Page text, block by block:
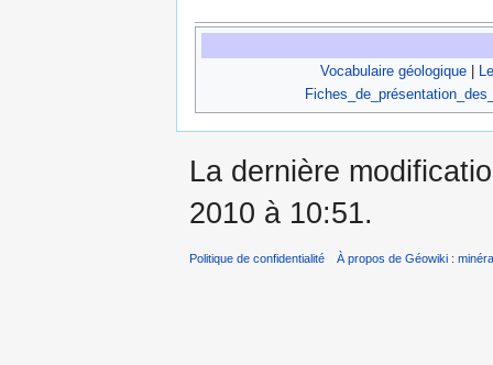
Vocabulaire géologique |
La dernière
2010 à 10:51.
Politique de confidentialité À propos de Géowiki :